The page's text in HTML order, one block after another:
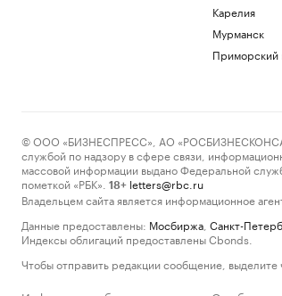
Карелия
Мурманск
Приморский
© ООО «БИЗНЕСПРЕСС», АО
службой по надзору в сфере связи,
массовой информации выдано Федеральной
пометкой «РБК».
18+ letters@rbc.ru
Владельцем сайта является информационное
Данные предоставлены: Мосбиржа Санкт-
Индексы облигаций предоставлены Cbonds.
Чтобы отправить редакции сообщение, выделите